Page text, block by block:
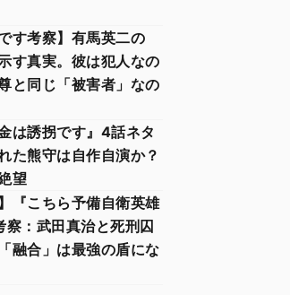
す考察】有馬英二の
す真実。彼は犯人なの
と同じ「被害者」なの
は誘拐です』4話ネタ
た熊守は自作自演か？
望
『こちら予備自衛英雄
：武田真治と死刑囚
融合」は最強の盾にな